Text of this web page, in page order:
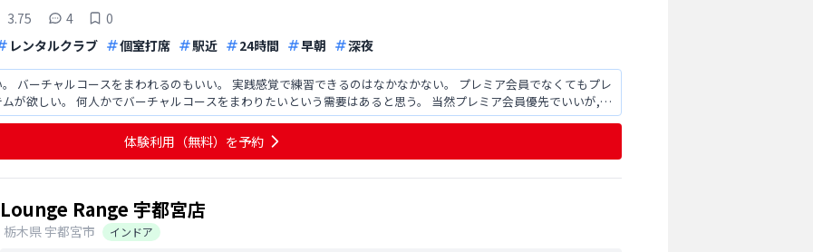
3.75 4
0
レンタルクラブ 個室打席 駅近 24時間 早朝 深夜
バーチャルコースをまわれるのもいい。 実践感覚で練習できるのはなかなかない。 プレミア会員でなくてもプレ
が欲しい。 何人かでバーチャルコースをまわりたいという需要はあると思う。 当然プレミア会員優先でいいが,空
使えるよう
体験利用（無料）を予約
Lounge Range 宇都宮店
栃木県 宇都宮市 インドア